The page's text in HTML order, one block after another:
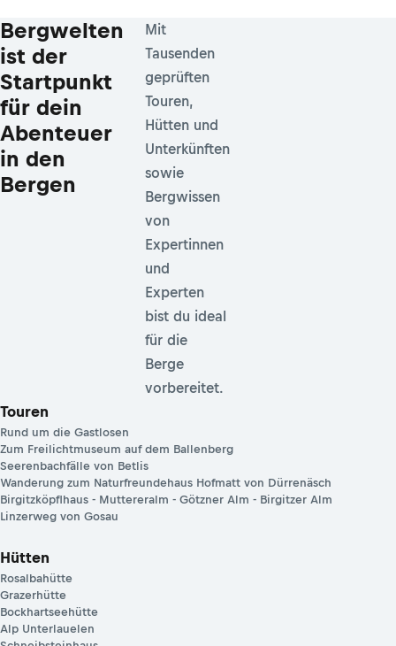
Bergwelten
ist der
Startpunkt
für dein
Abenteuer
in den
Bergen
Mit
Tausenden
geprüften
Touren,
Hütten und
Unterkünften
sowie
Bergwissen
von
Expertinnen
und
Experten
bist du ideal
für die
Berge
vorbereitet.
Touren
Rund um die Gastlosen
Zum Freilichtmuseum auf dem Ballenberg
Seerenbachfälle von Betlis
Wanderung zum Naturfreundehaus Hofmatt von Dürrenäsch
Birgitzköpflhaus - Muttereralm - Götzner Alm - Birgitzer Alm
Linzerweg von Gosau
Hütten
Rosalbahütte
Grazerhütte
Bockhartseehütte
Alp Unterlauelen